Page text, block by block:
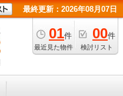
最終更新：2026年08月07日
01件
最近見た物件
00件
検討リスト